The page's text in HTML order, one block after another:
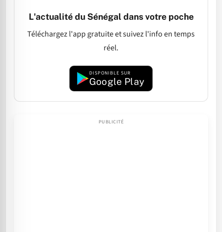
L'actualité du Sénégal dans votre poche
Téléchargez l'app gratuite et suivez l'info en temps
réel.
DISPONIBLE SUR
Google Play